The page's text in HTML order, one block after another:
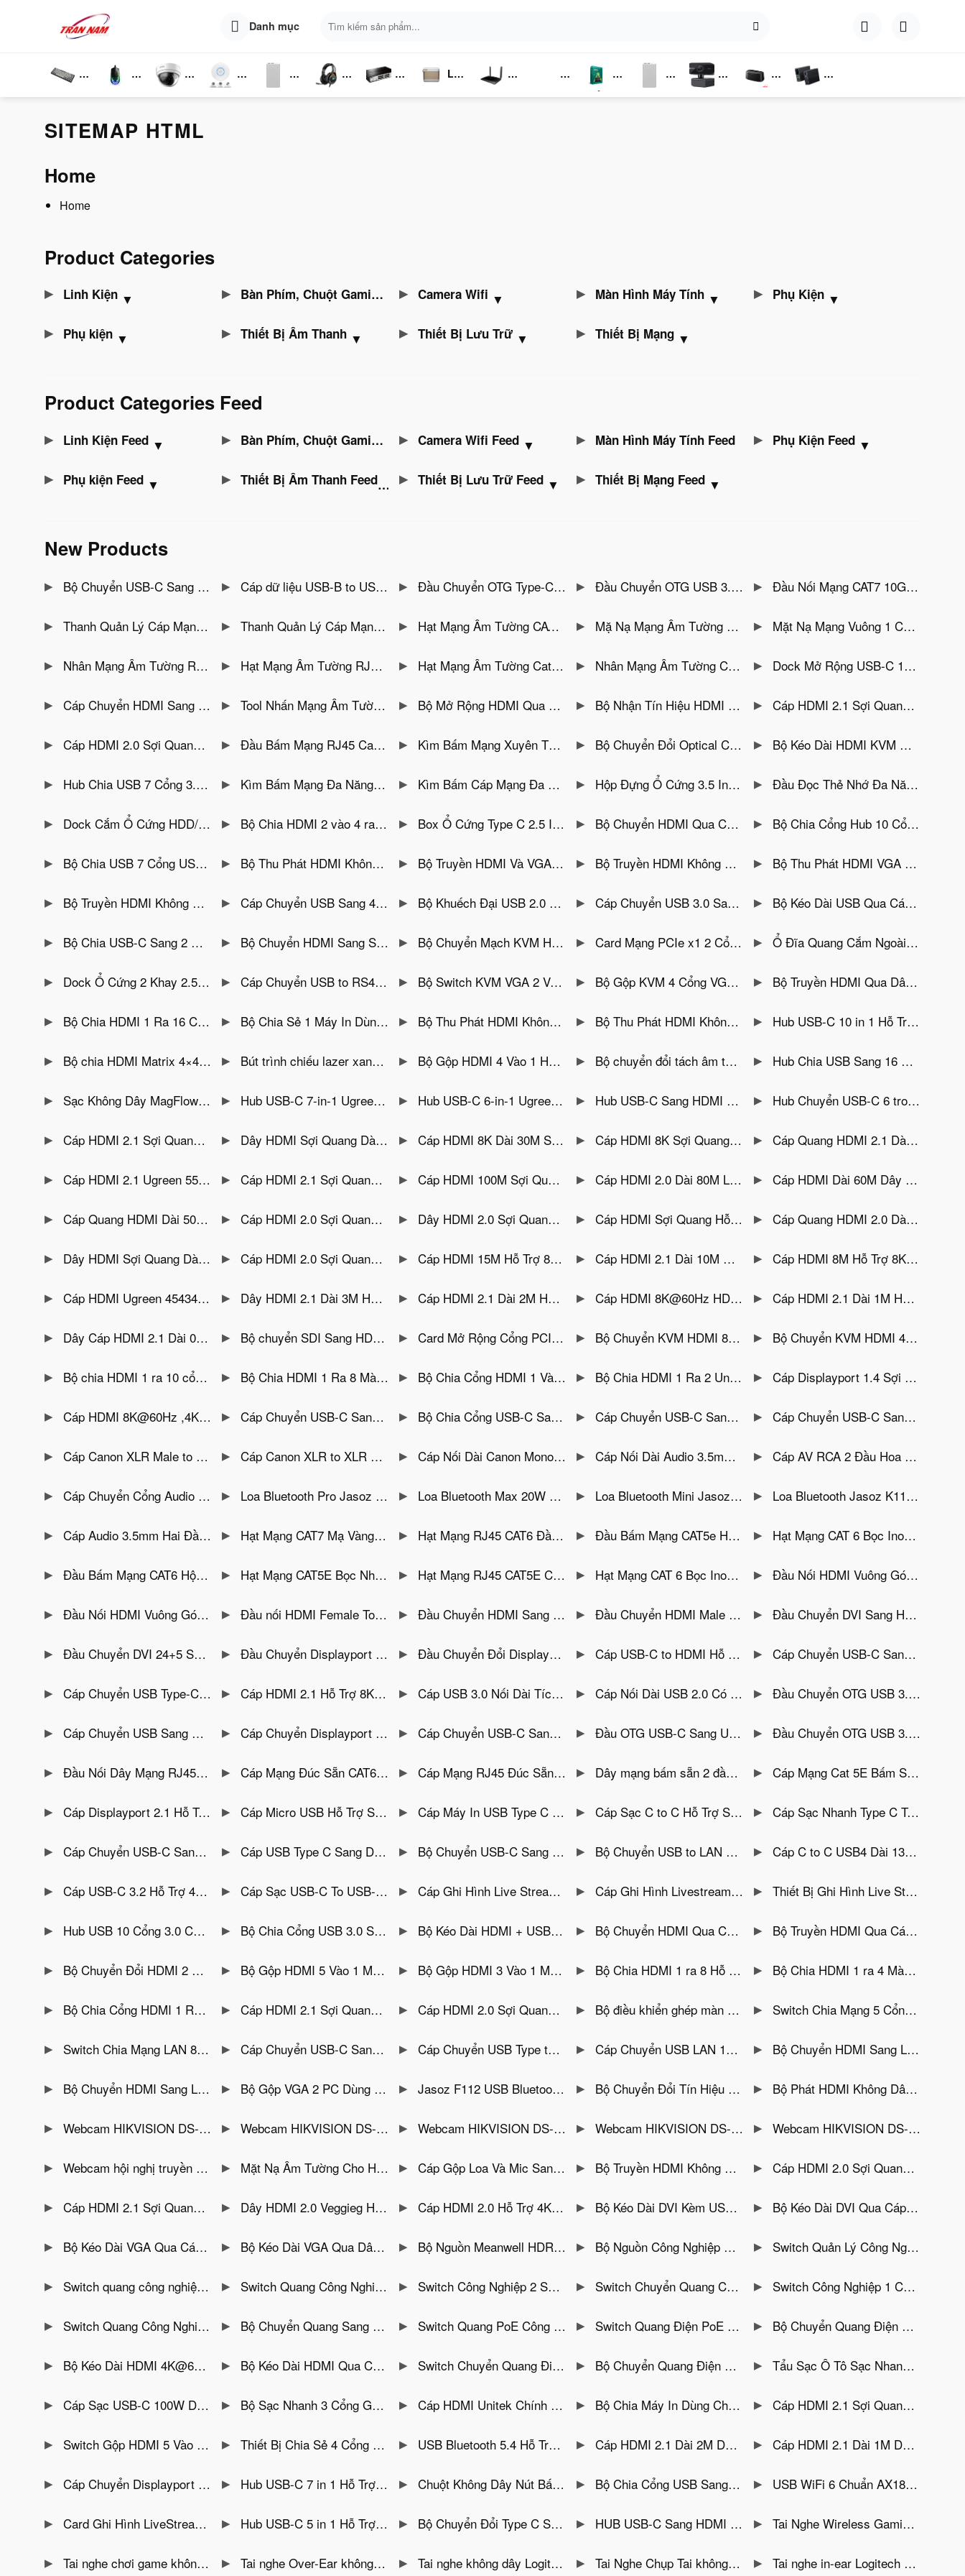
Danh mục
kiếm:
Bàn
Chuột
Camera
Router
Phụ
Tai
Switch
Loa
Bluetooth
4G LTE
Kich
Phần
Phụ
Webcam
Dock
Converter
SITEMAP HTML
Home
Home
Product Categories
Linh Kiện ▼ Bàn Phím, Chuột Gaming Gear ▼ Camera Wifi ▼ Màn Hình Máy Tính ▼ Phụ Kiện ▼
Phụ kiện ▼ Thiết Bị Âm Thanh ▼ Thiết Bị Lưu Trữ ▼ Thiết Bị Mạng ▼
Product Categories Feed
Linh Kiện Feed ▼ Bàn Phím, Chuột Gaming Gear Feed ▼ Camera Wifi Feed ▼ Màn Hình Máy Tính Feed Phụ Kiện Feed ▼
Phụ kiện Feed ▼ Thiết Bị Âm Thanh Feed ▼ Thiết Bị Lưu Trữ Feed ▼ Thiết Bị Mạng Feed ▼
New Products
Bộ Chuyển USB-C Sang HDMI 4K@30Hz, RJ45, Đọc Thẻ SD/TF, Sạc PD 100W Jasoz T-H138 Cáp dữ liệu USB-B to USB 3.0 kết nối ổ cứng, hdd box, máy in Jasoz D113 Đầu Chuyển OTG Type-C Sang USB 3.0 Female Jasoz T-G163 — Vỏ Nhôm Có Móc Treo Đầu Chuyển OTG USB 3.0 Male Sang USB Type C Female Jasoz T-G161 Vỏ Nhôm, Sạc Nhanh 18W ( Có móc treo,Hỗ Trợ tai nghe USB-C ) Đầu Nối Mạng CAT7 10Gbps Vỏ Nhôm Jasoz T-G203
Thanh Quản Lý Cáp Mạng 48 Cổng Jasoz T-E312 Thanh Quản Lý Cáp Mạng 24 Cổng Jasoz T-E311 — Thép Chống Rỉ Sơn Tĩnh Điện Hạt Mạng Âm Tường CAT6 Jasoz T-E300- Bọc Nhôm Chống Nhiễu, Mạ Vàng 6U , Hỗ Trợ 10Gbps Mặ Nạ Mạng Âm Tường 2 Cổng Vuông Jasoz T-E304- Nhựa ABS. 86*86 Mặt Nạ Mạng Vuông 1 Cổng Jasoz T-E303 – Nhựa ABS, 86*86
Nhân Mạng Âm Tường RJ45 Cat6 Jasoz T-E299-Cắm Thẳng 180°, Đầu Kết Nối Mạ Vàng Hạt Mạng Âm Tường RJ45 Cat5E Jasoz T-E298 -Cắm Thẳng 180°, Đầu Kết Nối Mạ Vàng Hạt Mạng Âm Tường Cat6 Jasoz T-E297-Tốc Độ 10Gbps Đầu Mạ Vàng Nhân Mạng Âm Tường Cat5E Jasoz T-E296 Dock Mở Rộng USB-C 15 Trong1 Unitek D1135AGY01 — Hỗ Trợ Xuất 3 Màn Hình Độc Lập Cho Macbook
Cáp Chuyển HDMI Sang DVI Jasoz A105 Hỗ Trợ 2 Chiều Đầu Cắm Mạ Vàng Dài 1.5M Tool Nhấn Mạng Âm Tường Jasoz T-E316 Lưỡi Hợp Kim Kép 40Cr Bộ Mở Rộng HDMI Qua Cáp Mạng 150M Jasoz T-G201 Bộ Nhận Tín Hiệu HDMI Qua Cáp Mạng Jasoz T-G200 Vỏ Hợp Kim Nhôm Cao Cấp — Dùng Riêng Cho Bộ Phát T-G198 Cáp HDMI 2.1 Sợi Quang Jasoz A147 Hỗ Trợ 8K@60Hz, 48Gbps, eARC, VRR+ALLM
Cáp HDMI 2.0 Sợi Quang Jasoz A146 Hỗ Trợ 4K@60Hz HDR10, 18Gbps, ARC,Đầu Cáp Mạ Vàng Đầu Bấm Mạng RJ45 Cat6 Xuyên Thấu Unitek OT1091ATP01 Kìm Bấm Mạng Xuyên Thấu DTECH DT-1048 — RJ45 Cat5/6, Tự Cắt Lõi Dây Dư Bộ Chuyển Đổi Optical Coaxial Sang RCA MT-VIKI MT-DA21 Bộ Kéo Dài HDMI KVM Qua Cáp Quang MT-VIKI MT-EHK020 Có tính năng thông LAN
Hub Chia USB 7 Cổng 3.0 Unitek H1314A Có Công Tắc, Vỏ Nhôm , Kèm Nguồn 12V/2A Kìm Bấm Mạng Đa Năng Jasoz T-E313 – RJ45/RJ11, Lưỡi Thép 420J2 Kìm Bấm Cáp Mạng Đa Năng 3 Trong 1 Ugreen 15115 – Hỗ Trợ Cat5e/6-Cat7/8 Hộp Đựng Ổ Cứng 3.5 Inch Unitek Y-3035BK — Chân Cắm USB-C, Hỗ Trợ Ổ Cứng Đến 18TB, Nguồn 12V2A Đầu Đọc Thẻ Nhớ Đa Năng SSK SCRM025 Vỏ Nhựa Nám Đen Chống Vân Tay — Hỗ Trợ CF, SD, TF, MS, M2, XD, USB 2.0
Dock Cắm Ổ Cứng HDD/SSD 1 Khay SSK DK102 Vỏ ABS Chống Sốc — Hỗ Trợ SATA 2.5/3.5 Inch Đến 20TB, USB 3.0 UASP Bộ Chia HDMI 2 vào 4 ra MT VIKI-HD2-4 hỗ trợ 4K@30hz , có remote Box Ổ Cứng Type C 2.5 Inch Unitek S240A — 2 Cổng USB-A & Type-C, Tốc Độ 5Gbps Bộ Chuyển HDMI Qua Cáp Quang Unitek V165A — Hỗ Trợ Full HD,Truyền Xa Đến 20KM Bộ Chia Cổng Hub 10 Cổng USB 3.0 Unitek H1315B01- Có Công Tắc,Nguồn Phụ 12V3A ( 8 Cổng USB-A & 2 Cổng Type-C)
Bộ Chia USB 7 Cổng USB 3.0 Vỏ Nhôm Unitek Y-3090(EU)- Hỗ Trợ Nguồn Phụ 5V2A Bộ Thu Phát HDMI Không Dây 200M Unitek V176A — Hỗ Trợ Full HD Bộ Truyền HDMI Và VGA Không Dây Unitek V158A — Vỏ Nhôm,Hỗ Trợ 8 Bộ Phát, Khoảng Cách 50M, Full HD 60Hz Bộ Truyền HDMI Không Dây 50M Đầu Vào USB-C Unitek V1184A01 Bộ Thu Phát HDMI VGA Không Dây 50M Unitek V1183A01 Hỗ Trợ Full HD 1080p
Bộ Truyền HDMI Không Dây 4K@60Hz Unitek V1162B01- Hỗ Trợ Khoảng Cách Lên Tới 25M Cáp Chuyển USB Sang 4 Cổng COM RS232 DB9 Z-TEK ZE791 Bộ Khuếch Đại USB 2.0 Ra 4 Cổng Qua Cáp Mạng 60M Unitek Y-2516 Cáp Chuyển USB 3.0 Sang HDMI Unitek V428A-Hỗ Trợ Full HD, Vỏ Hợp Kim Nhôm Bộ Kéo Dài USB Qua Cáp Mạng 60M Unitek Y-UE01001- Đầu Cắm Kim Loại Chống Gỉ. Hỗ Trợ Cat5e/Cat6, 12Mbps, Plug-and-Play
Bộ Chia USB-C Sang 2 Cổng HDMI Unitek V1404B – Hỗ Trợ 4K@60Hz , Xuất 2 Màn Độc Lập Bộ Chuyển HDMI Sang SDI UNITEK V143A Vỏ Hợp Kim Nhôm Chống Nhiễu. Bộ Chuyển Mạch KVM HDMI 2 PC Sang 1 Màn Hình Hỗ Trợ 4K@60Hz Unitek V307A Card Mạng PCIe x1 2 Cổng LAN Gigabit M-Pard MD171 — Realtek RTL8111, 1000Mbps, Plug & Play Ổ Đĩa Quang Cắm Ngoài 5 Trong 1 Unitek T1037A — Đọc/Ghi CD DVD, Hub USB 3.0 & Đầu Đọc Thẻ SD
Dock Ổ Cứng 2 Khay 2.5/3.5″ Unitek Y-3026GY01-EU — Clone Disk, 40TB, 5Gbps UASP Cáp Chuyển USB to RS422/RS485 DB9 Unitek Y-1083 – Chipset FTDI, Dài 1.5M Bộ Switch KVM VGA 2 Vào 1 Ra Unitek U-8709ABK Bộ Gộp KVM 4 Cổng VGA +USB Sang 1 Màn Hình Unitek U-8710ABK ( Chuyển đổi lần lượt ) Bộ Truyền HDMI Qua Dây Mạng 150M Jasoz T-G198 Hỗ Trợ Tính Năng 1 Bộ Phát Nhiều Bộ Nhận
Bộ Chia HDMI 1 Ra 16 Cổng Hỗ Trợ 4K@30Hz Unitek V137A Bộ Chia Sẻ 1 Máy In Dùng Chung Cho 4 Máy Tính DTECH DT-8341 Bộ Thu Phát HDMI Không Dây 4K Jasoz T-G192 Đầu Vào USB-C Khoảng Cách 50M Cho Máy Tính, Điện Thoại, Tablet Bộ Thu Phát HDMI Không Dây 4K Jasoz T-G191 Đầu Vào HDMI Khoảng Cách 50M Cho Máy Tính, Điện Thoại, Tablet Hub USB-C 10 in 1 Hỗ Trợ 2 Cổng HDMI 8K30Hz & 4K@60Hz, 3x USB-A, 1x USB-C,1xSD, 1x TF, LAN 1Gbps PD100W Ugreen 15534
Bộ chia HDMI Matrix 4×4, hỗ trợ 4K@60hz, IR Remote, RS232, nút bấm, DTECH DT-7030 Bút trình chiếu lazer xanh cho màn LED, LCD Rapoo XR310 màu đen, dùng pin sạc Bộ Gộp HDMI 4 Vào 1 Hỗ Trợ Multi-Viewer Full HD 1080P MT-Viki MT-SW041-B Bộ chuyển đổi tách âm thanh HDMI ra HDMI 4K@30hz kèm Audio 3.5mm, Coaxial, Optical (SPDIF) Unitek V174A Hub Chia USB Sang 16 Cổng USB 3.0 Có Công Tắc Jasoz T-F173 ( Có Nguồn Phụ 12V/7.5A, Sạc Nhanh BC 1.2 )
Sạc Không Dây MagFlow MagSafe 2 in 1 Ugreen 45056 Hub USB-C 7-in-1 Ugreen 15531 Hỗ Trợ HDMI 4K@30Hz, 2x USB 3.2, 1X USB-C Tốc Độ 10Gbps, PD 100W, SD/TF Hub USB-C 6-in-1 Ugreen 45000 Hỗ Trợ HDMI 4K@60Hz, 2x USB-A 10Gbps, Lan 1Gbps,USB-C 3.2 Gen2 10Gbps,PD 100W Hub USB-C Sang HDMI 4K@60Hz, 2x USB 3.0, 2x USB-C , 1x USB 2.0, 1x RJ45 1Gbps, PD 100W Ugreen 45155 Hub Chuyển USB-C 6 trong 1 Hỗ Trợ 4K@60Hz , 2x USB 3.2, 2x USB-C 3.2 Tốc Độ 10Gbps Ugreen 35998
Cáp HDMI 2.1 Sợi Quang Cao Cấp Dài 50M Hỗ Trợ 8K@60Hz, 4K@240Hz Ugreen 55510 Dây HDMI Sợi Quang Dài 40M Cao Cấp Hỗ Trợ 8K@60Hz Ugreen 55509 Cáp HDMI 8K Dài 30M Sợi Quang Cao Cấp Hỗ Trợ HDR, eARC Ugreen 55508 Cáp HDMI 8K Sợi Quang Cao Cấp Dài 25M Hỗ Trợ HDR, eARC Ugreen 55507 Cáp Quang HDMI 2.1 Dài 20M Hỗ Trợ 8K@60Hz, 4K@240Hz, HDR, eARC Ugreen 55506
Cáp HDMI 2.1 Ugreen 55505 Sợi Quang Dài 15M Hỗ Trợ 8K@60Hz HDR, eARC Cáp HDMI 2.1 Sợi Quang Dài 10M Hỗ Trợ 8K@60Hz, 4K@240Hz HDR, eARC Ugreen 55504 Cáp HDMI 100M Sợi Quang Hỗ Trợ 4K@60Hz HDR 18Gbps Ugreen 45512 Cáp HDMI 2.0 Dài 80M Lõi Sợi Quang Dây Đồng Hỗ Trợ 4K@60Hz, 18Gbps Ugreen 45511 Cáp HDMI Dài 60M Dây Sợi Quang Hỗ Trợ 4K@60Hz Ugreen 45510
Cáp Quang HDMI Dài 50M Hỗ Trợ 4K@60Hz HDR Ugreen 45509 Cáp HDMI 2.0 Sợi Quang AOC Dài 40M Hỗ Trợ 4K@60Hz Ugreen 45508 Dây HDMI 2.0 Sợi Quang Dài 30M Hỗ Trợ 4K@60Hz Ugreen 45507 Cáp HDMI Sợi Quang Hỗ Trợ 4K@60Hz Dài 25M Ugreen 45506 Cáp Quang HDMI 2.0 Dài 20M Hỗ Trợ 4K@60Hz Ugreen 45505
Dây HDMI Sợi Quang Dài 15M Hỗ Trợ 4K@60Hz HDR Ugreen 45504 Cáp HDMI 2.0 Sợi Quang Chủ Động AOC Dài 10M Hỗ Trợ 4K@60Hz Ugreen 45503 Cáp HDMI 15M Hỗ Trợ 8K@60Hz, 4K@240Hz Ugreen 45437 Cáp HDMI 2.1 Dài 10M Hỗ Trợ 8K@60Hz, 4K@240Hz 48Gbps HDR+eARC Ugreen 45436 Cáp HDMI 8M Hỗ Trợ 8K@60Hz HDR+ eARC Ugreen 45435
Cáp HDMI Ugreen 45434 Dài 5M Hỗ Trợ 8K@60Hz HDR+ eARC Dây HDMI 2.1 Dài 3M Hỗ trợ 8K@60Hz, 4K@240Hz Ugreen 45433 Cáp HDMI 2.1 Dài 2M Hỗ Trợ 8K@60Hz HDR eARC 48Gbps Ugreen 45432 Cáp HDMI 8K@60Hz HDR 48Gbps Dài 1.5M Ugreen 45431 Cáp HDMI 2.1 Dài 1M Hỗ Trợ Hỗ Trợ 8K@60Hz, 4K@240Hz Ugreen 45430
Dây Cáp HDMI 2.1 Dài 0.5M Hỗ Trợ Hỗ Trợ 8K@60Hz, 4K@240Hz Ugreen 45429 Bộ chuyển SDI Sang HDMI Cho Camera Unitek V144A Hỗ Trợ 1080P@60Hz Các chuẩn SD-SDI, HD-SDI, 3G-SDI Card Mở Rộng Cổng PCIe Sang 2 Cổng USB 3.0 UNITEK Y-7301 Bộ Chuyển KVM HDMI 8 PC Dùng Chung 1 Màn Hình, Phím Chuột Unitek V303A Bộ Chuyển KVM HDMI 4 PC Sang 1 Màn Hình Hỗ Trợ 4K@60Hz Unitek V306A
Bộ chia HDMI 1 ra 10 cổng Hỗ Trợ 4K Unitek V136A Bộ Chia HDMI 1 Ra 8 Màn Hình Hỗ Trợ 4K@30Hz Unitek V132A Bộ Chia Cổng HDMI 1 Vào 4 Ra Hỗ Trợ 4K Unitek V131A Bộ Chia HDMI 1 Ra 2 Unitek V130A Hỗ Trợ 4K@30Hz ( 2 Màn Hình Giống Nhau ) Cáp Displayport 1.4 Sợi Quang Dài 15M Hỗ Trợ 8K@60Hz Unitek C1617GY
Cáp HDMI 8K@60Hz ,4K@120Hz Tốc Độ 48Gbps HDR Dài 1.8M Anker A8742 Cáp Chuyển USB-C Sang HDMI Hỗ Trợ 4K@60Hz Dài 1.8M Anker A8730 Bộ Chia Cổng USB-C Sang 4 Cổng USB-C Tốc Độ 10Gbps ,Hỗ Trợ 4K@60Hz, Sạc PD 100W Anker A8340 Cáp Chuyển USB-C Sang Displayport 8K@60Hz/4K@144Hz Anker 518-A8318 Cáp Chuyển USB-C Sang HDMI Hỗ Trợ 8K@60Hz, 4K@144Hz Anker 518 – A8317
Cáp Canon XLR Male to XLR 3Pin Female Mono 6.5mm Jasoz C109 Cáp Canon XLR to XLR 3Pin Mono 6.5mm Jasoz C108 Cáp Nối Dài Canon Mono XLR Male to XLR Female Jasoz C107 Cáp Nối Dài Audio 3.5mm Male To Female Jasoz C106 Cáp AV RCA 2 Đầu Hoa Sen Mạ Vàng Jasoz C105
Cáp Chuyển Cổng Audio 3.5mm Sang 2 Cổng Hoa Sen RCA Jasoz C104 Loa Bluetooth Pro Jasoz T-K159 – Công Suất 10W, Pin 1800mAh, Bluetooth 5.2 Ổn Định, Ghép Đôi TWS, Chống Nước IPX5 Loa Bluetooth Max 20W Jasoz T-K162 – Công Suất 20W, Pin 4000mAh, TWS, Chống Nước IPX5 Loa Bluetooth Mini Jasoz K112 Công Suất 5W, Pin 1200mAh, Bluetooth 5.2, Hỗ Trợ FM/TF Hai Màu Xanh Đen Loa Bluetooth Jasoz K113 Công Suất 10W Thiết Kế Chống Nước, Pin 1200mAh, Bluetooth 5.2, Hỗ Trợ TWS
Cáp Audio 3.5mm Hai Đầu Cáp Mạ Vàng Jasoz C103 ( Không Hỗ Trợ Mic ) Hạt Mạng CAT7 Mạ Vàng 50U Bọc Nhôm Có Kẹp Đuôi Jasoz T-E174 ( Hộp 50C) Hạt Mạng RJ45 CAT6 Đầu Kết Nối Mạ vàng 3U Jasoz T-E158 Đầu Bấm Mạng CAT5e Hộp 100C Chân Đồng Mạ Vàng 1U Jasoz T-E163 Hạt Mạng CAT 6 Bọc Inox Chân Cắm Mạ Vàng 6U Jasoz T-E275 ( Hộp 100C )
Đầu Bấm Mạng CAT6 Hộp 100C Chân Đồng Mạ Vàng 1U Jasoz T-E164 Hạt Mạng CAT5E Bọc Nhôm Mạ Vàng 3U Hộp 100C Jasoz T-E159 Hạt Mạng RJ45 CAT5E Chân Bấm Mạ Vàng 3U Chống Cháy Jasoz T-E157 Hạt Mạng CAT 6 Bọc Inox Mạ Vàng 3U Hộp 100C Jasoz T-E160 Đầu Nối HDMI Vuông Góc Bẻ Lên Male To Female Jasoz T-G153
Đầu Nối HDMI Vuông Góc Bẻ Xuống Jasoz T-G154 Đầu nối HDMI Female To Female Hỗ Trợ 4K Jasoz T-G152 Đầu Chuyển HDMI Sang DVI 24+5 Female Hỗ Trợ 2 Chiều Jasoz T-G155 Đầu Chuyển HDMI Male To Female Hỗ Trợ 4K Jasoz T-G151 Đầu Chuyển DVI Sang HDMI Hỗ Trợ 2 Chiều Jasoz T-G156
Đầu Chuyển DVI 24+5 Sang VGA Jasoz T-G157 Đầu Chuyển Displayport To HDMI Hỗ Trợ Full HD Đầu Cáp Mạ Vàng Jasoz T-G145 Đầu Chuyển Đổi Displayport Sang HDMI Hỗ Trợ 4K Jasoz T-G146 Cáp USB-C to HDMI Hỗ Trợ 8K@60Hz Vỏ Hợp Kim Nhôm Dây Bện Nylon Jasoz H120 Cáp Chuyển USB-C Sang HDMI Dài 2M Hỗ Trợ 4K@60Hz PD 100W Jasoz T-H120
Cáp Chuyển USB Type-C Sang HDMI Dài 1.5M Hỗ Trợ 4K@30Hz Jasoz T-H118 Cáp HDMI 2.1 Hỗ Trợ 8K@60Hz , 4K@120Hz, 2K@144Hz Jasoz A122 Cáp USB 3.0 Nối Dài Tích Hợp Chipset Khuyếch Đại Có Nguồn Phụ Jasoz D116 Cáp Nối Dài USB 2.0 Có Chipset Và Nguồn Phụ Jasoz D109 Đầu Chuyển OTG USB 3.2 Gen 2 Sang USB Type C Tốc Độ 10Gbps Vỏ Nhôm Jasoz T-G174
Cáp Chuyển USB Sang Sound (Loa + Mic) Vỏ Nhôm Jasoz T-G169 Cáp Chuyển Displayport Sang VGA Dài 1.8M Đầu Cáp Mạ Vàng Jasoz T-G159 Cáp Chuyển USB-C Sang VGA Vỏ Nhôm Hỗ Trợ Full HD Jasoz T-H104 Đầu OTG USB-C Sang USB 3.0 Vỏ Nhôm Jasoz T-G162 Đầu Chuyển OTG USB 3.0 Sang Type C Male To Female Vỏ Nhôm Sạc Nhanh 18W Jasoz T-G160 ( Hỗ Trợ tai nghe USB-C )
Đầu Nối Dây Mạng RJ45 Jasoz G129 Cáp Mạng Đúc Sẵn CAT6 UTP Lõi Đồng Nguyên Chất Đầu Cáp Mạ Vàng 1U Jasoz E104 Cáp Mạng RJ45 Đúc Sẵn 2 Đầu CAT 6 UTP Jasoz E102 Dây mạng bấm sẵn 2 đầu CAT5E Lõi Đồng Đầu Bấm Mạ Vàng 1U Jasoz E103 Cáp Mạng Cat 5E Bấm Sẵn 2 Đầu Jasoz E120
Cáp Displayport 2.1 Hỗ Trợ 16K@60Hz / 8K@120Hz / 4K@240Hz / FHD 360Hz Băng Thông 80Gbps Dây Bọc Dù Đầu Cáp Mạ Vàng Jasoz A141 Cáp Micro USB Hỗ Trợ Sạc 3A Truyền Dữ Liệu 480Mbps Jasoz D112 Cáp Máy In USB Type C to USB-B Đầu Cáp Mạ Nickel Jasoz D121 Cáp Sạc C to C Hỗ Trợ Sạc PD 100W Tốc Độ 480Mbps Jasoz D122 Cáp Sạc Nhanh Type C To USB Công Suất 66W Chịu Tải 6A Jasoz D117
Cáp Chuyển USB-C Sang Displayport Hỗ Trợ 8K@60Hz, 4K@165Hz Jasoz A144 ( Không Chuyển Ngược Lại ) Cáp USB Type C Sang Displayport Dài 2M Hỗ Trợ 8K@60Hz Đầu Cáp Mạ Vàng Bọc Nhôm Dây Bện Lưới Jasoz T-A397 ( Hỗ Trợ 2 Chiều ) Bộ Chuyển USB-C Sang LAN 1Gbps Kèm 3 Cổng USB 3.0 Vỏ Nhôm Jasoz T-F137 Bộ Chuyển USB to LAN 1000Mbps Kèm 3 Cổng USB 3.0 Vỏ Nhôm Jasoz T-F136 ( Dual USB 3.0 + USB-C ) Cáp C to C USB4 Dài 13CM Hỗ Trợ 8K@60Hz, Truyền Dữ Liệu 40Gbps, Sạc 240W Jasoz T-D223
Cáp USB-C 3.2 Hỗ Trợ 4K@60Hz Tốc Độ Truyền Tải 20Gbps Công Suất Sạc 240W Jasoz D120 Cáp Sạc USB-C To USB-C Chuẩn USB4 Hỗ Trợ 8K@60Hz, Sạc 240W, Truyền Dữ Liệu 40Gbps Jasoz D119 Cáp Ghi Hình Live Stream Video Capture Card Dài 2M USB A + Type C To HDMI PD 100W Jasoz T-G193 Cáp Ghi Hình Livestream HDMI to USB-A/ Type C Hỗ Trợ 4K Jasoz T-G158 Thiết Bị Ghi Hình Live Stream Video Capture Card HDMI to USB-A/ Type C Hỗ Trợ 4K PD100W Jasoz T-G190
Hub USB 10 Cổng 3.0 Có Công Tắc Jasoz T-F165 ( Kèm Nguồn 12V/4A ) Bộ Chia Cổng USB 3.0 Sang 7 Cổng Có Công Tắc Jasoz T-F164 ( Kèm Nguồn Phụ12V2A ,Có Thể Sạc Được ) Bộ Kéo Dài HDMI + USB Qua Dây Mạng CAT5e/CAT6 150M Có USB KVM Jasoz T-G183 Bộ Chuyển HDMI Qua Cáp Mạng LAN RJ45 Có Cổng USB KVM Hỗ Trợ 50M Jasoz T-G182 Bộ Truyền HDMI Qua Cáp Mạng LAN 50M Jasoz T-G188
Bộ Chuyển Đổi HDMI 2 Chiều 1 Ra 2 Và 2 Vào 1 Hỗ Trợ 8K@60Hz Jasoz T-G175 Bộ Gộp HDMI 5 Vào 1 Màn Hình Hỗ Trợ 4K@60Hz Jasoz T-G180 Bộ Gộp HDMI 3 Vào 1 Màn Hình Hỗ Trợ 4K@60Hz Jasoz T-G179 ( Chuyển lần lượt ) Bộ Chia HDMI 1 ra 8 Hỗ Trợ 4K@30Hz Jasoz T-G178 Bộ Chia HDMI 1 ra 4 Màn Hình Hỗ Trợ 4K@30Hz Jasoz T-G177
Bộ Chia Cổng HDMI 1 Ra 2 Hỗ Trợ 4K@30Hz Jasoz T-G176 Cáp HDMI 2.1 Sợi Quang Hỗ Trợ 8K/60Hz,4K/120Hz HDR, EARC Jasoz A133 Cáp HDMI 2.0 Sợi Quang Hỗ Trợ 4K/60Hz HDR ARC60 Jasoz A115 Bộ điều khiển ghép màn hình controller 2×2 HDMI Matrix 1 Vào 4 Ra GNETCOM G-HD104VW-V2 Switch Chia Mạng 5 Cổng Tốc Độ 10/100/1000Mbps Ugreen 35492EU
Switch Chia Mạng LAN 8 Cổng 1000Mbps Ugreen 35499EU Cáp Chuyển USB-C Sang LAN Tốc Độ 100Mbps Ugreen 15633 Cáp Chuyển USB Type to Lan Tốc Độ 1000Mbps Ugreen 15637 Cáp Chuyển USB LAN 1Gbps Ugreen 15636 Bộ Chuyển HDMI Sang LAN 4K@60Hz Hỗ Trợ 120M Kèm Phím Chuột GNETCOM G-HDR582KVM
Bộ Chuyển HDMI Sang LAN 4K@60Hz Hỗ Trợ 120M Có Tính Năng Thông Lan GNETCOM G-HDR582 Bộ Gộp VGA 2 PC Dùng Chung 1 Màn Hình Có KVM Ugreen 90490 ( Có Thể Dùng Hotkey ) Jasoz F112 USB Bluetooth 5.0 T-F127 Bộ Chuyển Đổi Tín Hiệu HDMI Không Dây 4K Jasoz T-G168 Khoảng Cách 50M Có Thể Kết Nối 8 Thiết Bị Phát 1 Thiết Bị Nhận Bộ Phát HDMI Không Dây 4K Jasoz T-G167 Sử Dụng Sóng 2.4G +5G
Webcam HIKVISION DS-UL2 MEGO-LIVE2M Webcam HIKVISION DS-MEGO-PRO4 (2560 × 1440, CMOS 4MP 2K) Webcam HIKVISION DS-UL8 (MEGO-LIVE4K ) Webcam HIKVISION DS-MEGO-PRO2 (1920 × 1080, CMOS 2MP 1080P) Webcam HIKVISION DS-U04 2K (2560 × 1440, 4 MP CMOS)
Webcam hội nghị truyền hình HIKVISION DS-MEGO-202PTZ (DS-U102) Mặt Nạ Âm Tường Cho HDMI – VGA – AV Ugreen 20316 Cáp Gộp Loa Và Mic Sang Cổng Audio 3.5mm Male Ugreen 10790 Bộ Truyền HDMI Không Dây 4K Veggieg V-Q03 Cáp HDMI 2.0 Sợi Quang Hỗ Trợ 4K@60Hz Cao Cấp Veggieg
Cáp HDMI 2.1 Sợi Quang Cao Cấp Hỗ Trợ 8K@60Hz / 4K@120Hz Chính Hãng Veggieg Dây HDMI 2.0 Veggieg Hỗ Trợ 4K * 2K@60hz Có IC Khuyếch Đại Cáp HDMI 2.0 Hỗ Trợ 4K@60Hz Chính Hãng Veggieg Bộ Kéo Dài DVI Kèm USB Qua Cáp Mạng 200M HOLINK HL-DVI-200KVM Bộ Kéo Dài DVI Qua Cáp Mạng Khoảng Cách 200M HOLINK HL-DVI-200T/R
Bộ Kéo Dài VGA Qua Cáp Mạng LAN 200M Có Cổng USB HO-LINK HL-VGA-200KVM Bộ Kéo Dài VGA Qua Dây Mạng 200M HO-LINK HL-VGA-200T/R Bộ Nguồn Meanwell HDR-60-48 (48V 60W 1.25A ) Bộ Nguồn Công Nghiệp Meanwell HDR-30-24 (36W 24V 1.5A) Switch Quản Lý Công Nghiệp L2- 16 Cổng PoE 1000Mbps + 4 Cổng SFP 1.25G GNETCOM G-IES416GS-M-SFP
Switch quang công nghiệp quản lý L2- 8 Cổng PoE 1000Mbps + 8 Cổng SFP 1.25G GNETCOM G-IES88GS-M-SFP Switch Quang Công Nghiệp 4 Cổng SFP 1.25G + 2 Cổng UPLINK + 4 Cổng PoE Tốc Độ 1000Mbps Gnetcom G-IES7146G-SFP Switch Công Nghiệp 2 SFP + 8 Cổng Lan PoE Tốc Độ 1000Mbps Gnetcom G-IES7108GE-2SFP Switch Chuyển Quang Công Nghiệp 8 Cổng LAN PoE 100Mbps Gnetcom G-IES7108FE-2SFP Switch Công Nghiệp 1 Cổng Quang + 4 Cổng LAN PoE Tốc Độ 1000Mbps Gnetcom G-IES7104GE-20
Switch Quang Công Nghiệp 4 Cổng LAN PoE Tốc Độ 100Mbps Gnetcom G-IES7104FE-20 Bộ Chuyển Quang Sang 2 Cổng LAN PoE 1000Mbps GnetCom G-IES-7102GE-20 Switch Quang PoE Công Nghiệp 2 Cổng LAN 100Mbps GnetCom G-IES7102FE-20 Switch Quang Điện PoE 1 Cổng LAN Tốc Độ 1000Mbps Gnetcom G-IES7101GE-20 Bộ Chuyển Quang Điện Công Nghiệp Sang 1 Cổng LAN PoE Tốc Độ 100Mbp Gnetcom G-IES7101FE-20
Bộ Kéo Dài HDMI 4K@60Hz Qua Dây Quang Kèm Cổng USB HO-LINK HL-HDMI-4KVM60HZ-T/RL ( Đã Bao Gồm Module SFP LC ) Bộ Kéo Dài HDMI Qua Cáp Quang Hỗ Trợ 4K@60Hz HO-LINK HL-HDMI-4K60Hz-T/R ( Đã Bao Gồm Module SFP LC ) Switch Chuyển Quang Điện Công Nghiệp 4 Cổng LAN 1Gbps HO-LINK HL-IES-1GX4GT-20 Bộ Chuyển Quang Điện Công nghiệp 1 Cổng SC HOLINK HL-IES-1FX4TX-20 4 Cổng LAN 10/100Mbps Tẩu Sạc Ô Tô Sạc Nhanh 52.5W 1C1A Ugreen 60980
Cáp Sạc USB-C 100W Dây Bện Nylon Dài 1M Ugreen 45063 Bộ Sạc Nhanh 3 Cổng GaN 65W 2 Cổng USB-C 1 Cổng USB A Ugreen 10335 Cáp HDMI Unitek Chính Hãng Hỗ Trợ 4K Bộ Chia Máy In Dùng Cho Nhiều Máy Tính Veggieg V-F501 / V-F502 ( Chia Tự Động ) Cáp HDMI 2.1 Sợi Quang Cao Cấp Chính Hãng Unitek Hỗ Trợ 8K@60zz 4K144hz HDR, EARC
Switch Gộp HDMI 5 Vào 1 Ra Hỗ Trợ 4K@60Hz Có Điều Khiển Ugreen 90512 Thiết Bị Chia Sẻ 4 Cổng USB Dùng Chung Cho 2PC 3A1C Ugreen 15705 ( Có Remote Desktop ) USB Bluetooth 5.4 Hỗ Trợ Kết Nối 5 Thiết Bị Cùng Lúc Dùng Cho Win 7/8.1 /10 /11 Ugreen 35058 Cáp HDMI 2.1 Dài 2M Dây Bọc Dù Hỗ Trợ 8K@60Hz 4K@240Hz Ugreen 25911 Cáp HDMI 2.1 Dài 1M Dây Bọc Dù Hỗ Trợ 8K@60Hz 4K@240Hz Ugreen 25908
Cáp Chuyển Displayport Sang HDMI Active Dài 1M Hỗ Trợ 8K@60Hz 4K@120Hz Ugreen 80395 Hub USB-C 7 in 1 Hỗ Trợ HDMI 4K@30Hz+ 2xUSB-A 3.0 + USB-C + PD 100W +SD/TF Ugreen 15214 Chuột Không Dây Nút Bấm Silient Ugreen 90371 Bộ Chia Cổng USB Sang 7 Cổng 3.0 Có Công Tắc Kèm Nguồn 12V2A Ugreen 90305 USB WiFi 6 Chuẩn AX1800 Cho Windows 10/11 Ugreen 90340
Card Ghi Hình LiveStream HDMI to USB A/Type C Hỗ Trợ 1080P@60Hz Ugreen 25854 Hub USB-C 5 in 1 Hỗ Trợ HDMI 4K, 3x USB 3.0, USB-C PD 100W Ugreen 35582 Bộ Chuyển Đổi Type C Sang HDMI 4K, USB 3.0, PD 100W Ugreen 35581 HUB USB-C Sang HDMI 4K@30Hz, 3x USB 3.0, PD 100W Ugreen 35580 Tai Nghe Wireless Gaming Logitech G PRO X 2 LIGHTSPEED Black
Tai nghe chơi game không dây Logitech PRO X 2 LIGHTSPEED White Tai nghe Over-Ear không dây Logitech Zone Vibe 100 (Bluetooth 5.2 – Màu Trắng) Tai nghe không dây Logitech Zone Vibe 100 (Bluetooth 5.2 – Màu Đen) Tai Nghe Chụp Tai không dây Logitech Zone Vibe 100 (Bluetooth 5.2 – Màu Hồng) Tai nghe in-ear Logitech G333 Black